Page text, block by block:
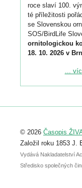
roce slaví 100.
té příležitosti
se Slovenskou
SOS/BirdLife
ornitologickou
18. 10. 2026 v
Podrobnější
Registrovat se
abstraktu
posteru je už 30.
...
© 2026 Časopis
Založil roku 1853 J.
Vydává Nakladatelství
Středisko společných